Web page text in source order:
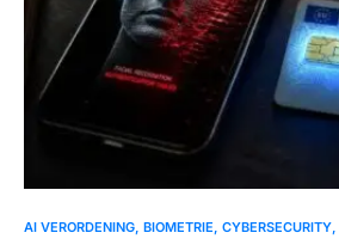
AI VERORDENING BIOMETRIE CYBERSECURITY